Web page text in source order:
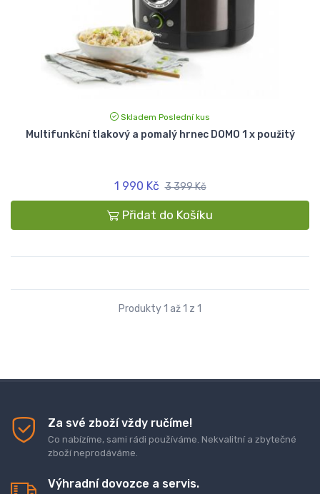
Skladem Poslední kus
Multifunkční tlakový a pomalý hrnec DOMO 1 x použitý
1 990 Kč 3 399 Kč
Přidat do Košíku
Produkty 1 až 1 z 1
Za své zboží vždy ručíme!
Co nabízíme, sami rádi používáme. Nekvalitní a zbytečné
zboží neprodáváme.
Výhradní dovozce a servis.